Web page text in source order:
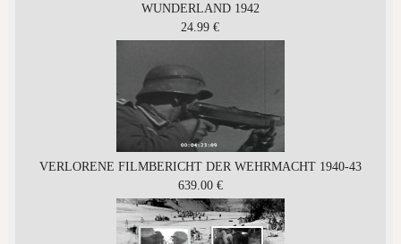
WUNDERLAND 1942
24.99 €
VERLORENE FILMBERICHT DER WEHRMACHT 1940-43
639.00 €